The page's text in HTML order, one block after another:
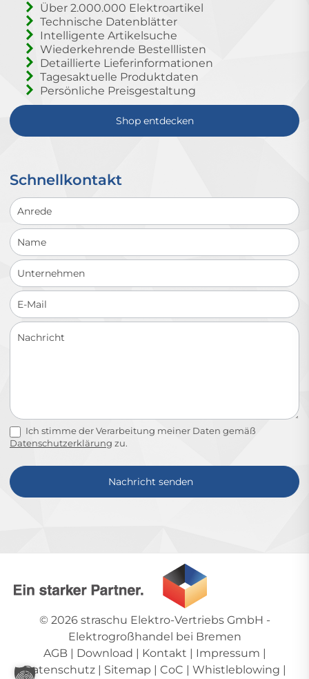
Über 2.000.000 Elektroartikel
Technische Datenblätter
Intelligente Artikelsuche
Wiederkehrende Bestelllisten
Detaillierte Lieferinformationen
Tagesaktuelle Produktdaten
Persönliche Preisgestaltung
Shop entdecken
Schnellkontakt
Schnellkontakt
Ich stimme der Verarbeitung meiner Daten gemäß
Datenschutzerklärung zu.
Nachricht senden
© 2026 straschu Elektro-Vertriebs GmbH -
Elektrogroßhandel bei Bremen
AGB | Download | Kontakt | Impressum |
Datenschutz| Sitemap | CoC | Whistleblowing |